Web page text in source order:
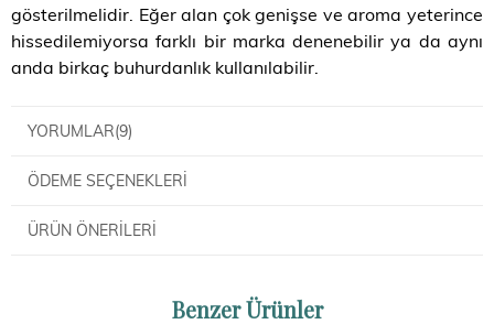
gösterilmelidir. Eğer alan çok genişse ve aroma yeterince
hissedilemiyorsa farklı bir marka denenebilir ya da aynı
anda birkaç buhurdanlık kullanılabilir.
YORUMLAR(9)
ÖDEME SEÇENEKLERI
ÜRÜN ÖNERILERI
Benzer Ürünler